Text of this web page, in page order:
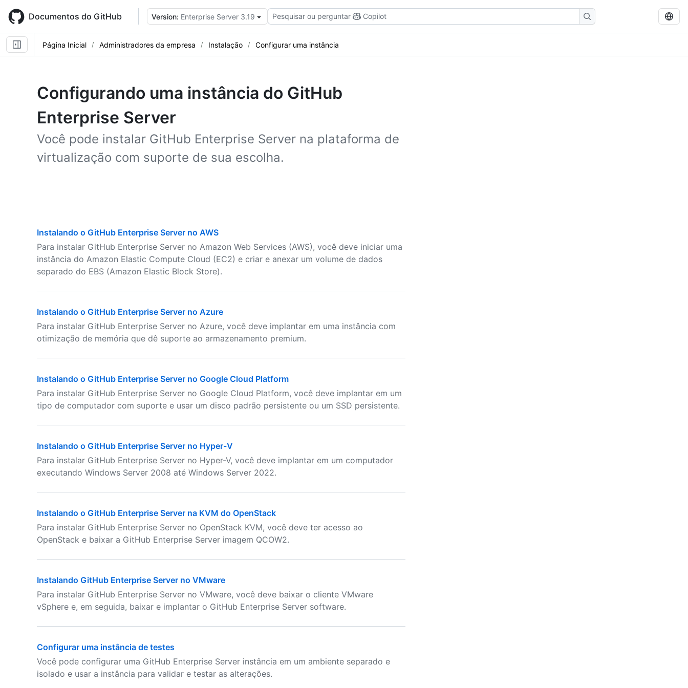
main
content
Documentos do GitHub Version: Enterprise Server 3.19 Pesquisar ou perguntar Copilot
Página Inicial Administradores da empresa Instalação Configurar uma instância
Configurando uma instância do GitHub
Enterprise Server
Você pode instalar GitHub Enterprise Server na plataforma de
virtualização com suporte de sua escolha.
Instalando o GitHub Enterprise Server no AWS
Para instalar GitHub Enterprise Server no Amazon Web Services (AWS), você deve iniciar uma
instância do Amazon Elastic Compute Cloud (EC2) e criar e anexar um volume de dados
separado do EBS (Amazon Elastic Block Store).
Instalando o GitHub Enterprise Server no Azure
Para instalar GitHub Enterprise Server no Azure, você deve implantar em uma instância com
otimização de memória que dê suporte ao armazenamento premium.
Instalando o GitHub Enterprise Server no Google Cloud Platform
Para instalar GitHub Enterprise Server no Google Cloud Platform, você deve implantar em um
tipo de computador com suporte e usar um disco padrão persistente ou um SSD persistente.
Instalando o GitHub Enterprise Server no Hyper-V
Para instalar GitHub Enterprise Server no Hyper-V, você deve implantar em um computador
executando Windows Server 2008 até Windows Server 2022.
Instalando o GitHub Enterprise Server na KVM do OpenStack
Para instalar GitHub Enterprise Server no OpenStack KVM, você deve ter acesso ao
OpenStack e baixar a GitHub Enterprise Server imagem QCOW2.
Instalando GitHub Enterprise Server no VMware
Para instalar GitHub Enterprise Server no VMware, você deve baixar o cliente VMware
vSphere e, em seguida, baixar e implantar o GitHub Enterprise Server software.
Configurar uma instância de testes
Você pode configurar uma GitHub Enterprise Server instância em um ambiente separado e
isolado e usar a instância para validar e testar as alterações.